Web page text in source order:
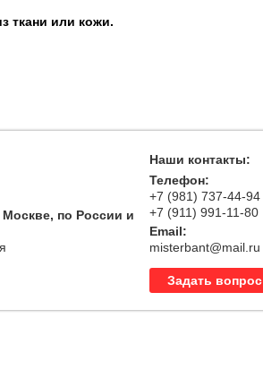
ткани или кожи.
по России и
Наши контакты:
Телефон:
+7 (981) 737-44-94
+7 (911) 991-11-80
Email:
misterbant@mail.ru
Задать вопрос